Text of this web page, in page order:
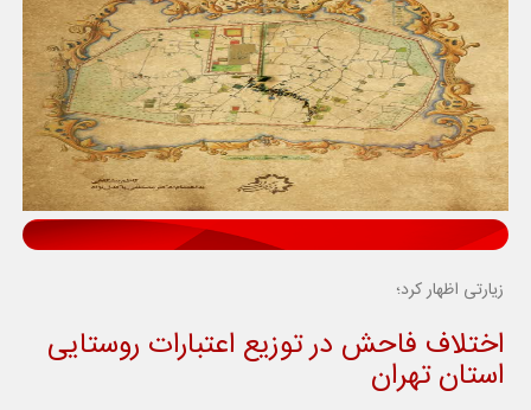
زیارتی اظهار کرد؛
اختلاف فاحش در توزیع اعتبارات روستایی
استان تهران